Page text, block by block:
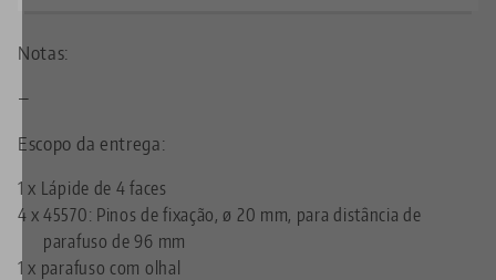
Notas:
—
Escopo da entrega:
1 x Lápide de 4 faces
4 x 45570: Pinos de fixação, ø 20 mm, para distância de
parafuso de 96 mm
1 x parafuso com olhal